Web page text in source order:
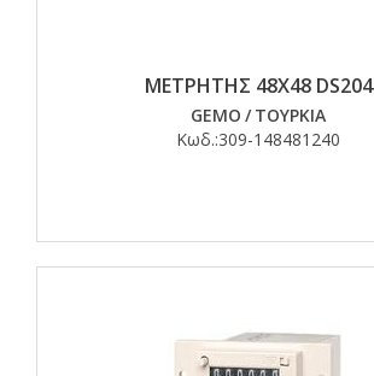
ΜΕΤΡΗΤΗΣ 48Χ48 DS204
GEMO / ΤΟΥΡΚΙΑ
Κωδ.:309-148481240